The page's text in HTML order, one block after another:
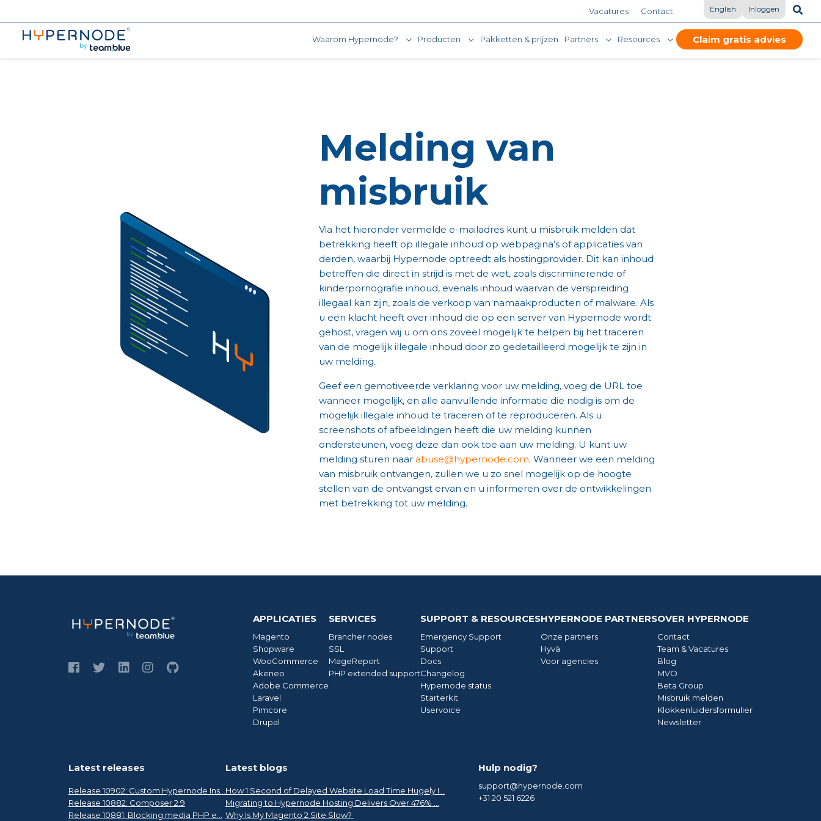
Vacatures Contact English Inloggen
Waarom Hypernode? Producten Pakketten & prijzen Partners Resources Claim gratis advies
Melding van
misbruik
Via het hieronder vermelde e-mailadres kunt u misbruik melden dat
betrekking heeft op illegale inhoud op webpagina’s of applicaties van
derden, waarbij Hypernode optreedt als hostingprovider. Dit kan inhoud
betreffen die direct in strijd is met de wet, zoals discriminerende of
kinderpornografie inhoud, evenals inhoud waarvan de verspreiding
illegaal kan zijn, zoals de verkoop van namaakproducten of malware. Als
u een klacht heeft over inhoud die op een server van Hypernode wordt
gehost, vragen wij u om ons zoveel mogelijk te helpen bij het traceren
van de mogelijk illegale inhoud door zo gedetailleerd mogelijk te zijn in
uw melding.
Geef een gemotiveerde verklaring voor uw melding, voeg de URL toe
wanneer mogelijk, en alle aanvullende informatie die nodig is om de
mogelijk illegale inhoud te traceren of te reproduceren. Als u
screenshots of afbeeldingen heeft die uw melding kunnen
ondersteunen, voeg deze dan ook toe aan uw melding. U kunt uw
melding sturen naar abuse@hypernode.com. Wanneer we een melding
van misbruik ontvangen, zullen we u zo snel mogelijk op de hoogte
stellen van de ontvangst ervan en u informeren over de ontwikkelingen
met betrekking tot uw melding.
APPLICATIES
Magento
Shopware
WooCommerce
Akeneo
Adobe Commerce
Laravel
Pimcore
Drupal
SERVICES
Brancher nodes
SSL
MageReport
PHP extended support
SUPPORT & RESOURCES
Emergency Support
Support
Docs
Changelog
Hypernode status
Starterkit
Uservoice
HYPERNODE PARTNERS
Onze partners
Hyvä
Voor agencies
OVER HYPERNODE
Contact
Team & Vacatures
Blog
MVO
Beta Group
Misbruik melden
Klokkenluidersformulier
Newsletter
Latest releases
Release 10902: Custom Hypernode Ins...
Release 10882: Composer 2.9
Release 10881: Blocking media PHP e...
Latest blogs
How 1 Second of Delayed Website Load Time Hugely I...
Migrating to Hypernode Hosting Delivers Over 476% ...
Why Is My Magento 2 Site Slow?
Hulp nodig?
support@hypernode.com
+31 20 521 6226